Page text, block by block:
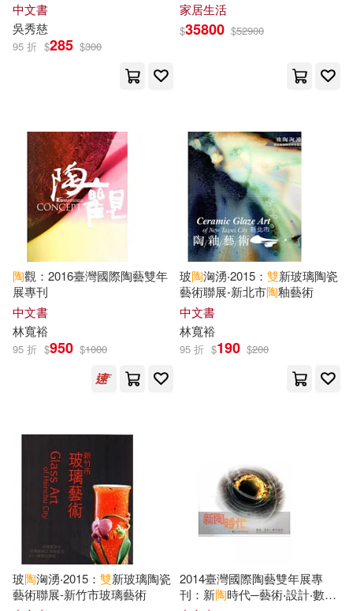
劉來兵（主編）(2)
劉潔 主編(2)
加納亞美子、玄馬繪美子(2)
印光(2) 原作/楊双子(2)
吳秀慈(2) 呂澂(2)
周武，劉正（主編）(2)
周洪宇(2)
太虛(2)
弘一(2) 張孟仁(2)
愛德華・費希曼(2) 慈航(2)
世界知識出版社(6)
崧燁文化(6) 積木文化(6)
SONY MUSIC(5)
作家出版社(5)
武漢大學出版社(5)
現代出版社(5) 知識出版社(5)
中國紡織出版社(4)
人民出版社(4)
光明日報出版社(4)
中文書
吳秀慈
95 折 $285 $300
家居生活
$35800 $52900
陶觀：2016臺灣國際陶藝雙年
展專刊
中文書
林寬裕
95 折 $950 $1000
玻陶洶湧‧2015： 雙新玻璃陶瓷
藝術聯展-新北市陶釉藝術
中文書
林寬裕
95 折 $190 $200
玻陶洶湧‧2015： 雙新玻璃陶瓷
藝術聯展-新竹市玻璃藝術
2014臺灣國際陶藝雙年展專
刊：新陶時代─藝術‧設計‧數位